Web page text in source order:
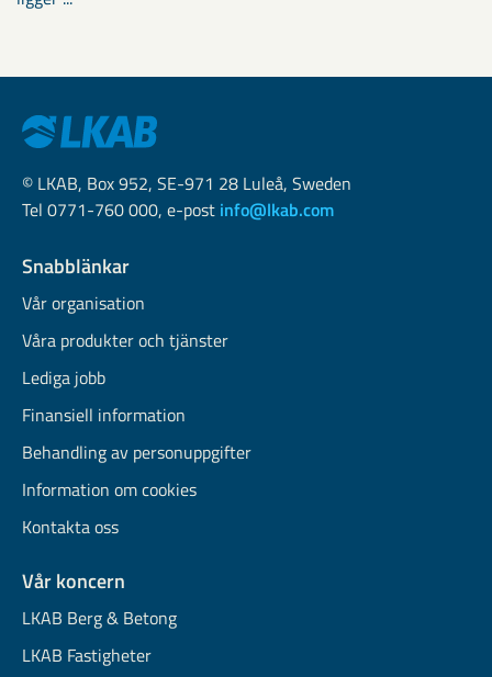
© LKAB, Box 952, SE-971 28 Luleå, Sweden
Tel 0771-760 000, e-post info@lkab.com
Snabblänkar
Vår organisation
Våra produkter och tjänster
Lediga jobb
Finansiell information
Behandling av personuppgifter
Information om cookies
Kontakta oss
Vår koncern
LKAB Berg & Betong
LKAB Fastigheter